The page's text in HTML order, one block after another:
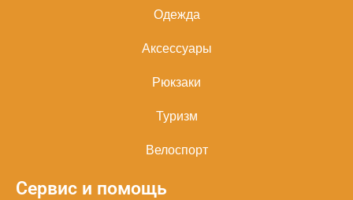
Одежда
Аксессуары
Рюкзаки
Туризм
Велоспорт
Сервис и помощь